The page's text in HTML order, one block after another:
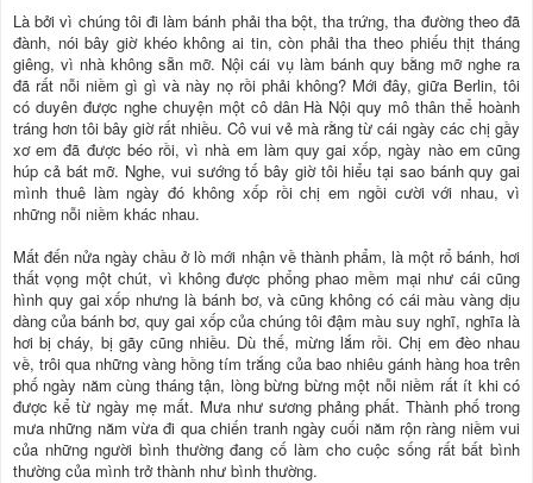
Là bởi vì chúng tôi đi làm bánh phải tha bột, tha trứng, tha đường theo đã
đành, nói bây giờ khéo không ai tin, còn phải tha theo phiếu thịt tháng
giêng, vì nhà không sẵn mỡ. Nội cái vụ làm bánh quy bằng mỡ nghe ra
đã rất nỗi niềm gì gì và này nọ rồi phải không? Mới đây, giữa Berlin, tôi
có duyên được nghe chuyện một cô dân Hà Nội quy mô thân thể hoành
tráng hơn tôi bây giờ rất nhiều. Cô vui vẻ mà rằng từ cái ngày các chị gầy
xơ em đã được béo rồi, vì nhà em làm quy gai xốp, ngày nào em cũng
húp cả bát mỡ. Nghe, vui sướng tố bây giờ tôi hiểu tại sao bánh quy gai
mình thuê làm ngày đó không xốp rồi chị em ngồi cười với nhau, vì
những nỗi niềm khác nhau.
Mất đến nửa ngày chầu ở lò mới nhận về thành phẩm, là một rổ bánh, hơi
thất vọng một chút, vì không được phổng phao mềm mại như cái cũng
hình quy gai xốp nhưng là bánh bơ, và cũng không có cái màu vàng dịu
dàng của bánh bơ, quy gai xốp của chúng tôi đậm màu suy nghĩ, nghĩa là
hơi bị cháy, bị gãy cũng nhiều. Dù thế, mừng lắm rồi. Chị em đèo nhau
về, trôi qua những vàng hồng tím trắng của bao nhiêu gánh hàng hoa trên
phố ngày năm cùng tháng tận, lòng bừng bừng một nỗi niềm rất ít khi có
được kể từ ngày mẹ mất. Mưa như sương phảng phất. Thành phố trong
mưa những năm vừa đi qua chiến tranh ngày cuối năm rộn ràng niềm vui
của những người bình thường đang cố làm cho cuộc sống rất bất bình
thường của mình trở thành như bình thường.